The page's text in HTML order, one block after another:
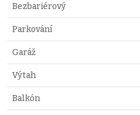
Bezbariérový
Parkování
Garáž
Výtah
Balkón